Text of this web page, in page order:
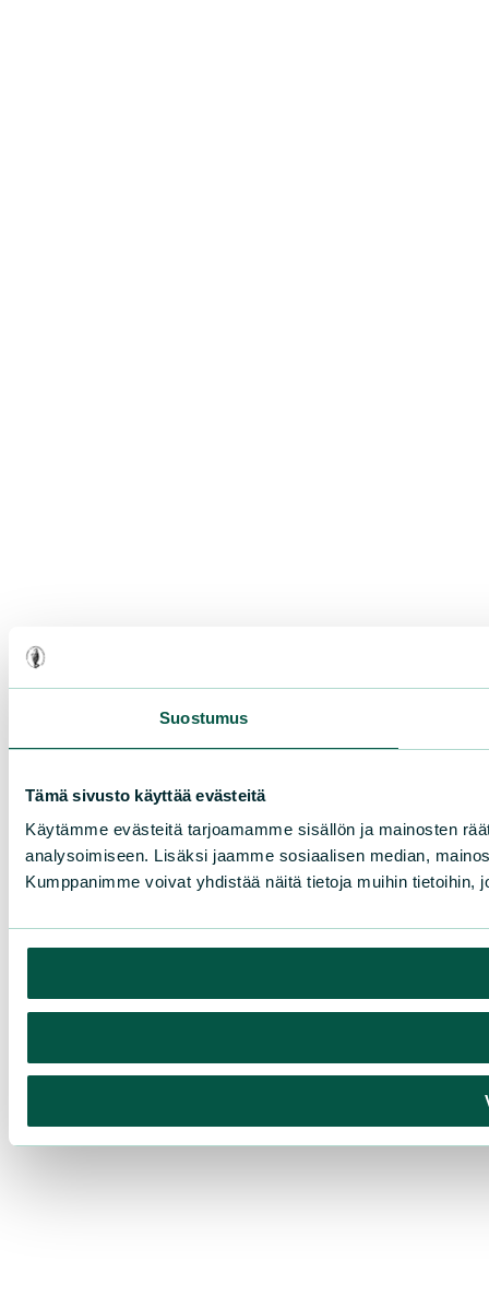
Suostumus
Tämä sivusto käyttää evästeitä
Käytämme evästeitä tarjoamamme sisällön ja mainosten
analysoimiseen. Lisäksi jaamme sosiaalisen median,
Kumppanimme voivat yhdistää näitä tietoja muihin tietoihin,